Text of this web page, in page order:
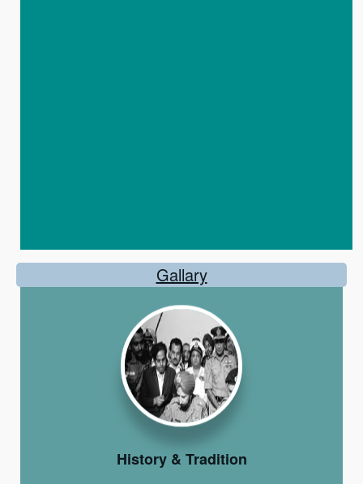
Gallary
History & Tradition